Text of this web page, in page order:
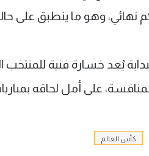
وهو ما ينطبق على
يُعد خسارة فنية للمنتخب
على أمل لحاقه
كأس العالم